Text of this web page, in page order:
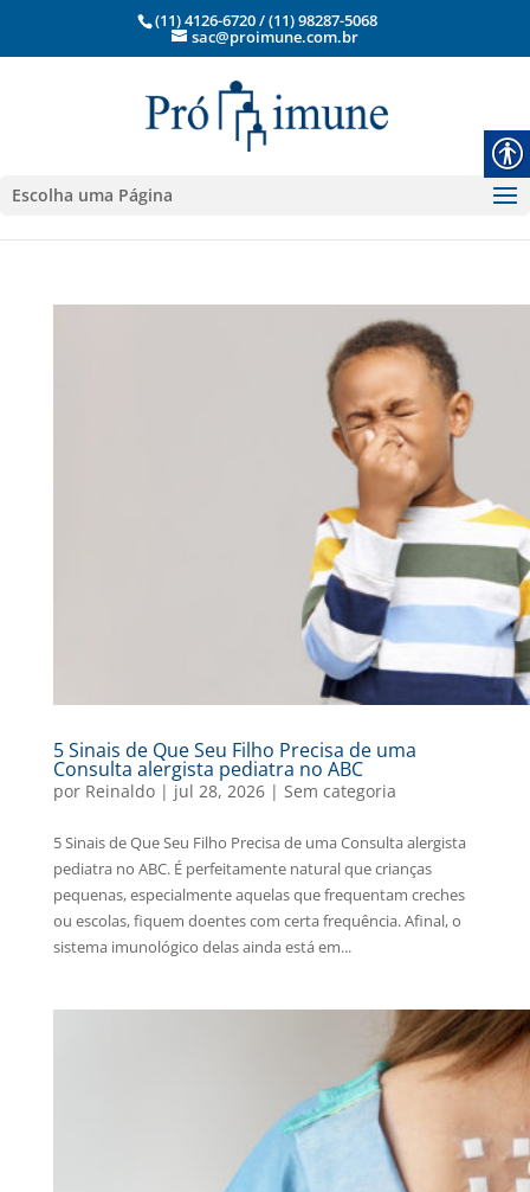
(11) 4126-6720 / (11) 98287-5068
sac@proimune.com.br
Escolha uma Página
5 Sinais de Que Seu Filho Precisa de uma
Consulta alergista pediatra no ABC
por Reinaldo| jul 28, 2026| Sem categoria
5 Sinais de Que Seu Filho Precisa de uma Consulta alergista
pediatra no ABC. É perfeitamente natural que crianças
pequenas, especialmente aquelas que frequentam creches
ou escolas, fiquem doentes com certa frequência. Afinal, o
sistema imunológico delas ainda está em...